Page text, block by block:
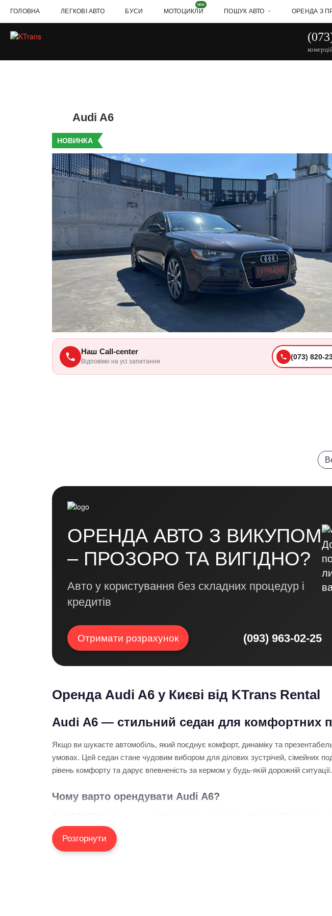
ГОЛОВНА ЛЕГКОВІ АВТО БУСИ
NEW
МОТОЦИКЛИ ПОШУК АВТО ОРЕНДА З
Audi A6
НОВИНКА
Наш Call-center
Відповімо на усі запитання
(073) 820-
ОРЕНДА АВТО З ВИКУПОМ
– ПРОЗОРО ТА ВИГІДНО?
Авто у користування без складних процедур і
кредитів
Отримати розрахунок (093) 963-02-25
Оренда Audi A6 у Києві від KTrans Rental
Audi A6 — стильний седан для комфортних
Якщо ви шукаєте автомобіль, який поєднує комфорт, динаміку та
умовах. Цей седан стане чудовим вибором для ділових зустрічей, сімейних
рівень комфорту та дарує впевненість за кермом у будь-якій дорожній ситуації.
Чому варто орендувати Audi A6?
динаміку та комфорт під час кожної поїздки. Просторий салон, якісні
міських маршрутів, так і для подорожей на далекі відстані.
Розгорнути